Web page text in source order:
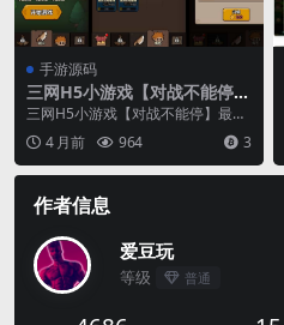
手游源码
三网H5小游戏【对战不能停】
最新整理Linux手工服务端+安
卓
三网H5小游戏【对战不能停】最新
整理Linux手工服务端+安卓
4 月前 964 3
作者信息
爱豆玩
等级 普通